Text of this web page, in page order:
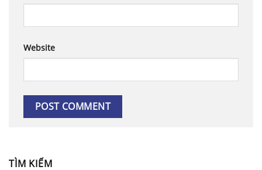
Website
TÌM KIẾM